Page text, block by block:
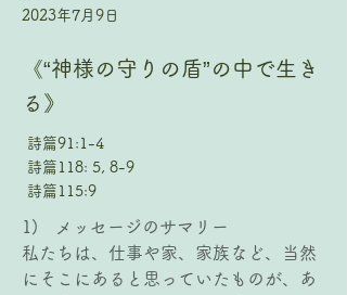
2023年7月9日
《“神様の守りの盾”の中で生き
る》
詩篇91:1-4
詩篇118: 5, 8-9
詩篇115:9
1)   メッセージのサマリー
私たちは、仕事や家、家族など、当然
にそこにあると思っていたものが、あ